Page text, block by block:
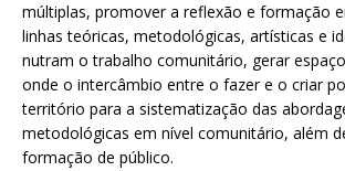
múltiplas, promover a reflexão e formação
linhas teóricas, metodológicas, artísticas e
nutram o trabalho comunitário, gerar
onde o intercâmbio entre o fazer e o criar
território para a sistematização das
metodológicas em nível comunitário, além
formação de público.